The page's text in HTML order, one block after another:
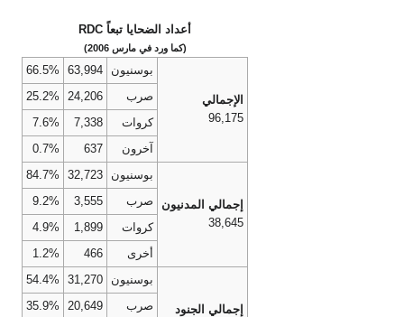
أعداد الضحايا تبعاً RDC
(كما ورد في مارس 2006)
الإجمالي
96,175
بوسنيون 63,994
66.5%
صرب
24,206
25.2%
كروات
7,338
7.6%
آخرون
637
0.7%
إجمالي المدنيون
38,645
بوسنيون 32,723
84.7%
صرب
3,555
9.2%
كروات
1,899
4.9%
أخرى
466
1.2%
إجمالي الجنود
بوسنيون 31,270
54.4%
صرب
20,649
35.9%